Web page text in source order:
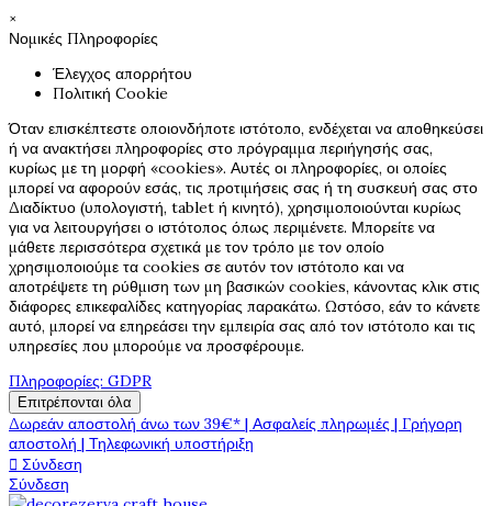
×
Νομικές Πληροφορίες
Έλεγχος απορρήτου
Πολιτική Cookie
Όταν επισκέπτεστε οποιονδήποτε ιστότοπο, ενδέχεται να αποθηκεύσει
ή να ανακτήσει πληροφορίες στο πρόγραμμα περιήγησής σας,
κυρίως με τη μορφή «cookies». Αυτές οι πληροφορίες, οι οποίες
μπορεί να αφορούν εσάς, τις προτιμήσεις σας ή τη συσκευή σας στο
Διαδίκτυο (υπολογιστή, tablet ή κινητό), χρησιμοποιούνται κυρίως
για να λειτουργήσει ο ιστότοπος όπως περιμένετε. Μπορείτε να
μάθετε περισσότερα σχετικά με τον τρόπο με τον οποίο
χρησιμοποιούμε τα cookies σε αυτόν τον ιστότοπο και να
αποτρέψετε τη ρύθμιση των μη βασικών cookies, κάνοντας κλικ στις
διάφορες επικεφαλίδες κατηγορίας παρακάτω. Ωστόσο, εάν το κάνετε
αυτό, μπορεί να επηρεάσει την εμπειρία σας από τον ιστότοπο και τις
υπηρεσίες που μπορούμε να προσφέρουμε.
Πληροφορίες: GDPR
Επιτρέπονται όλα
Δωρεάν αποστολή άνω των 39€* | Ασφαλείς πληρωμές | Γρήγορη
αποστολή | Τηλεφωνική υποστήριξη
 Σύνδεση
Σύνδεση